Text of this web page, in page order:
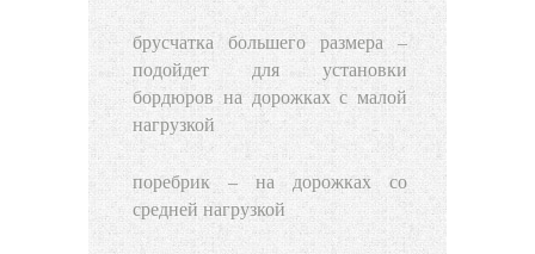
брусчатка большего размера –
подойдет для установки
бордюров на дорожках с малой
нагрузкой
поребрик – на дорожках со
средней нагрузкой